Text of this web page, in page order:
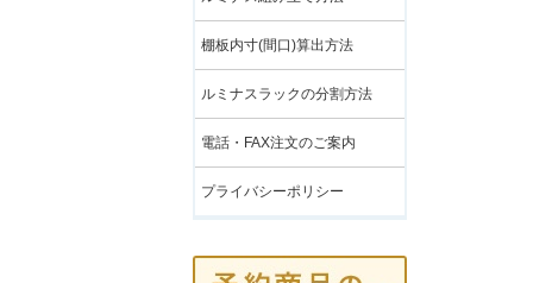
棚板内寸(間口)算出方法
ルミナスラックの分割方法
電話・FAX注文のご案内
プライバシーポリシー